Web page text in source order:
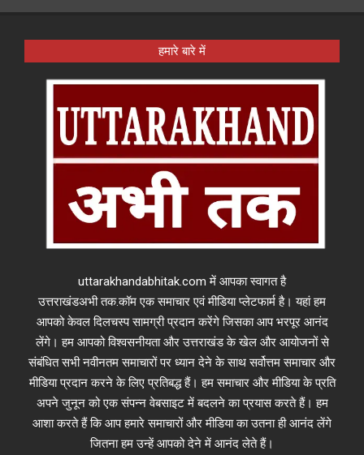
हमारे बारे में
uttarakhandabhitak.com में आपका स्वागत है
उत्तराखंडअभी तक.कॉम एक समाचार एवं मीडिया प्लेटफार्म है। यहां हम
आपको केवल दिलचस्प सामग्री प्रदान करेंगे जिसका आप भरपूर आनंद
लेंगे। हम आपको विश्वसनीयता और उत्तराखंड के खेल और आयोजनों से
संबंधित सभी नवीनतम समाचारों पर ध्यान देने के साथ सर्वोत्तम समाचार और
मीडिया प्रदान करने के लिए प्रतिबद्ध हैं। हम समाचार और मीडिया के प्रति
अपने जुनून को एक संपन्न वेबसाइट में बदलने का प्रयास करते हैं। हम
आशा करते हैं कि आप हमारे समाचारों और मीडिया का उतना ही आनंद लेंगे
जितना हम उन्हें आपको देने में आनंद लेते हैं।